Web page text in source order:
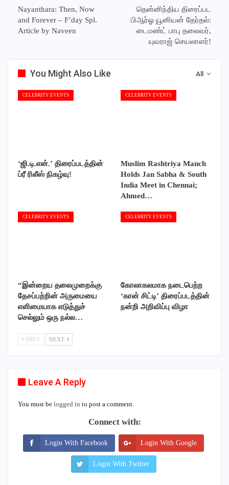
Nayanthara: Then, Now
and Forever – F’day Spl.
Article by Naveen
தென்னிந்திய திரைப்பட
பிஆர்ஓ யூனியன் தேர்தல்:
டைமண்ட் பாபு தலைவர்,
யுவராஜ் செயலாளர்!
All
You Might Also Like
CELEBRITY EVENTS
‘ஜி.டி.என்.’ திரைப்படத்தின்
ப்ரீ ரிலீஸ் நிகழ்வு!
CELEBRITY EVENTS
Muslim Rashtriya Manch
Holds Jan Sabha & South
India Meet in Chennai;
Ahmed…
CELEBRITY EVENTS
“இன்றைய தலைமுறைக்கு
தேசப்பற்றின் அருமையை
எளிமையாக எடுத்துச்
செல்லும் ஒரு நல்ல…
CELEBRITY EVENTS
கோலாகலமாக நடைபெற்ற
‘கான் சிட்டி’ திரைப்படத்தின்
நன்றி அறிவிப்பு விழா
PREV NEXT
Leave A Reply
You must be logged in to post a comment.
Connect with:
Login With Facebook Login With Google
Login With Twitter